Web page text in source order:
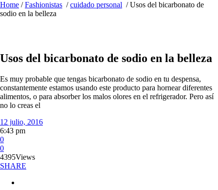
Home /Fashionistas /cuidado personal /Usos del bicarbonato de
sodio en la belleza
Usos del bicarbonato de sodio en la belleza
Es muy probable que tengas bicarbonato de sodio en tu despensa,
constantemente estamos usando este producto para hornear diferentes
alimentos, o para absorber los malos olores en el refrigerador. Pero así
no lo creas el
12 julio, 2016
6:43 pm
0
0
4395Views
SHARE